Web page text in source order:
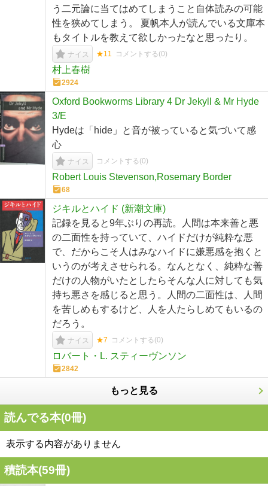
う二元論に当てはめてしまうこと自体読みの可能
性を狭めてしまう。 夏帆本人が読んでいる文庫本
もタイトルを教えて欲しかったなと思ったり。
ナイス ★11 コメントする(0)
村上春樹
2924
Oxford Bookworms Library 4 Dr Jekyll & Mr Hyde
3/E
Hydeは「hide」と音が被っていると気づいて感
心
ナイス コメントする(0)
Robert Louis Stevenson,Rosemary Border
68
ジキルとハイド (新潮文庫)
記録を見ると9年ぶりの再読。人間は本来善と悪
の二面性を持っていて、ハイドだけが純粋な悪
で、だからこそ人はみなハイドに嫌悪感を抱くと
いうのが考えさせられる。なんとなく、純粋な善
だけの人物がいたとしたらそんな人に対しても気
持ち悪さを感じると思う。人間の二面性は、人間
を苦しめもするけど、人を人たらしめてもいるの
だろう。
ナイス ★7 コメントする(0)
ロバート・L. スティーヴンソン
2842
もっと見る
読んでる本(0冊)
表示する内容がありません
積読本(59冊)